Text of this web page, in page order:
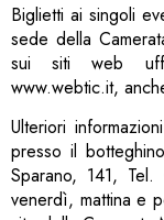
Biglietti ai singoli
sede della
sui siti web
www.webtic.it,
Ulteriori
presso il
Sparano, 141,
venerdì, mattina e